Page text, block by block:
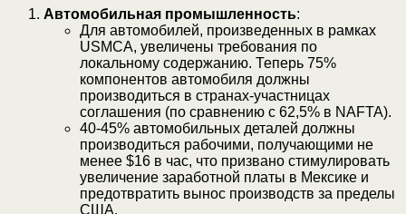
Автомобильная промышленность:
Для автомобилей, произведенных в рамках
USMCA, увеличены требования по
локальному содержанию. Теперь 75%
компонентов автомобиля должны
производиться в странах-участницах
соглашения (по сравнению с 62,5% в NAFTA).
40-45% автомобильных деталей должны
производиться рабочими, получающими не
менее $16 в час, что призвано стимулировать
увеличение заработной платы в Мексике и
предотвратить вынос производств за пределы
США.